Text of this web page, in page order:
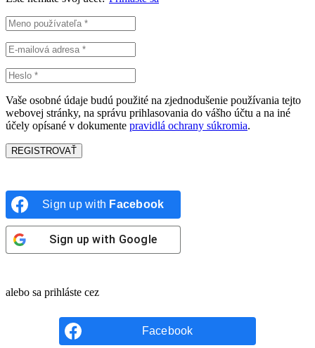
Vaše osobné údaje budú použité na zjednodušenie používania tejto
webovej stránky, na správu prihlasovania do vášho účtu a na iné
účely opísané v dokumente pravidlá ochrany súkromia.
REGISTROVAŤ
Sign up with Facebook
Sign up with Google
alebo sa prihláste cez
Facebook